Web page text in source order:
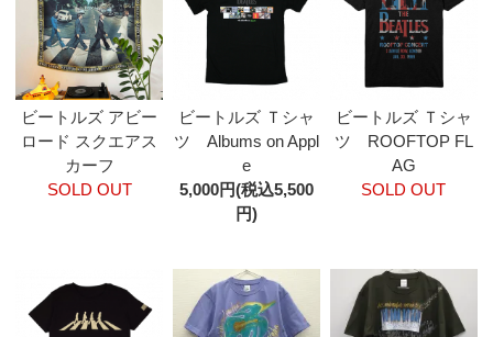
ビートルズ アビー
ロード スクエアス
カーフ
SOLD OUT
ビートルズ Ｔシャ
ツ Albums on Appl
e
5,000円(税込5,500
円)
ビートルズ Ｔシャ
ツ ROOFTOP FL
AG
SOLD OUT